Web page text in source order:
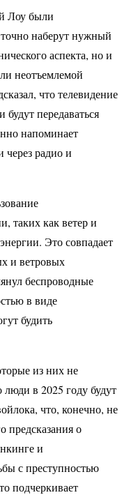
Лоу были
наберут нужный
аспекта, но и
неотъемлемой
что телевидение
передаваться
напоминает
через радио и
таких как ветер и
Это совпадает
и ветровых
беспроводные
в виде
будить
из них не
в 2025 году будут
что, конечно, не
предсказания о
и
с преступностью
подчеркивает